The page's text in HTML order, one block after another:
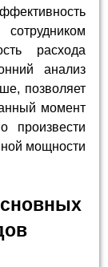
расхода
анализ
позволяет
момент
произвести
мощности